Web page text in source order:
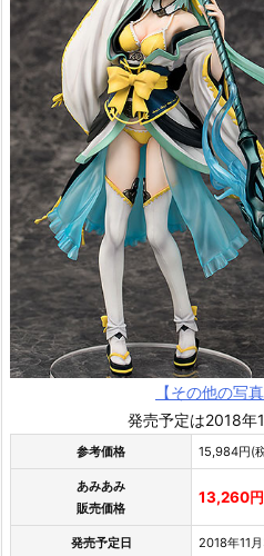
【その他の写
発売予定は2018年
参考価格 15,984円(
あみあみ
販売価格
13,260
発売予定日 2018年11